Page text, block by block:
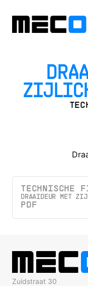
TECHNISCHE
DRAAIDEUR MET
PDF
Zuidstraat 30